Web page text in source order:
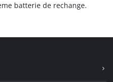
batterie de rechange.